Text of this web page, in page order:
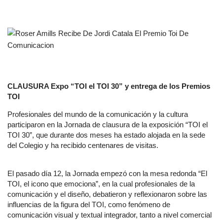
CLAUSURA Expo “TOI el TOI 30” y entrega de los Premios
TOI
Profesionales del mundo de la comunicación y la cultura
participaron en la Jornada de clausura de la exposición “TOI el
TOI 30”, que durante dos meses ha estado alojada en la sede
del Colegio y ha recibido centenares de visitas.
El pasado día 12, la Jornada empezó con la mesa redonda “El
TOI, el icono que emociona”, en la cual profesionales de la
comunicación y el diseño, debatieron y reflexionaron sobre las
influencias de la figura del TOI, como fenómeno de
comunicación visual y textual integrador, tanto a nivel comercial